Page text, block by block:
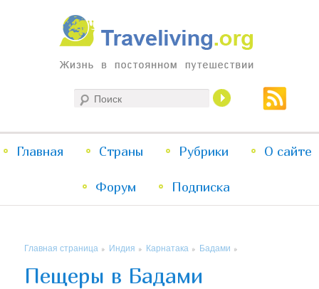
Traveliving
Жизнь в постоянном путешествии
меню
Перейти
к
Перейти
к
Главная Страны Рубрики О сайте
Форум Подписка
Главная страница » Индия » Карнатака » Бадами »
Пещеры в Бадами